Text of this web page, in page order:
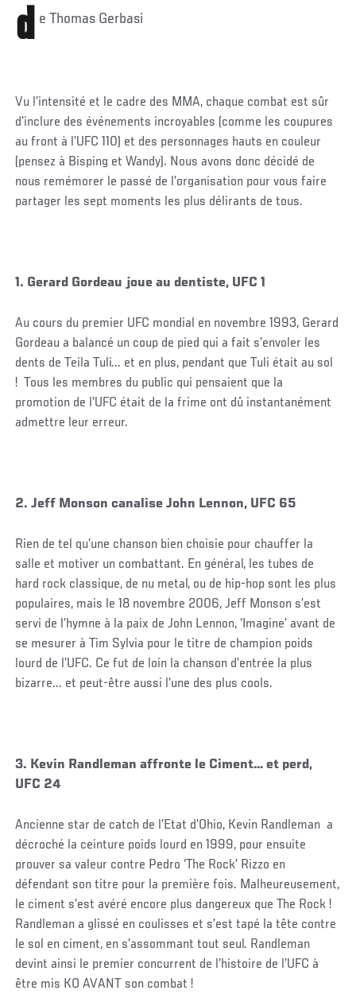
d e Thomas Gerbasi
Vu l’intensité et le cadre des MMA, chaque combat est sûr
d’inclure des événements incroyables (comme les coupures
au front à l’UFC 110) et des personnages hauts en couleur
(pensez à Bisping et Wandy). Nous avons donc décidé de
nous remémorer le passé de l’organisation pour vous faire
partager les sept moments les plus délirants de tous.
1. Gerard Gordeau joue au dentiste, UFC 1
Au cours du premier UFC mondial en novembre 1993, Gerard
Gordeau a balancé un coup de pied qui a fait s’envoler les
dents de Teila Tuli... et en plus, pendant que Tuli était au sol
! Tous les membres du public qui pensaient que la
promotion de l’UFC était de la frime ont dû instantanément
admettre leur erreur.
2. Jeff Monson canalise John Lennon, UFC 65
Rien de tel qu’une chanson bien choisie pour chauffer la
salle et motiver un combattant. En général, les tubes de
hard rock classique, de nu metal, ou de hip-hop sont les plus
populaires, mais le 18 novembre 2006, Jeff Monson s’est
servi de l’hymne à la paix de John Lennon, ‘Imagine’ avant de
se mesurer à Tim Sylvia pour le titre de champion poids
lourd de l’UFC. Ce fut de loin la chanson d’entrée la plus
bizarre... et peut-être aussi l’une des plus cools.
3. Kevin Randleman affronte le Ciment… et perd,
UFC 24
Ancienne star de catch de l’Etat d’Ohio, Kevin Randleman a
décroché la ceinture poids lourd en 1999, pour ensuite
prouver sa valeur contre Pedro ‘The Rock’ Rizzo en
défendant son titre pour la première fois. Malheureusement,
le ciment s’est avéré encore plus dangereux que The Rock !
Randleman a glissé en coulisses et s’est tapé la tête contre
le sol en ciment, en s’assommant tout seul. Randleman
devint ainsi le premier concurrent de l’histoire de l’UFC à
être mis KO AVANT son combat !